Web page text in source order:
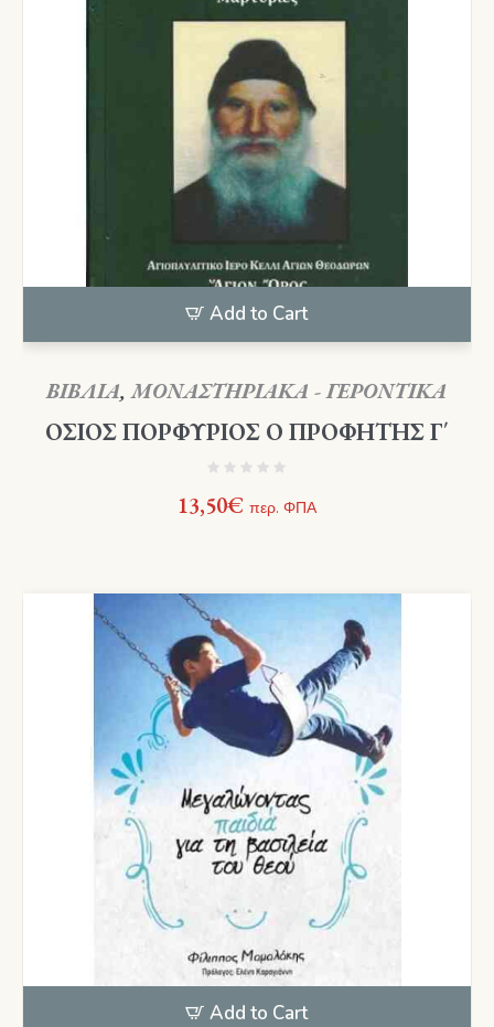
Add to Cart
ΒΙΒΛΙΑ,ΜΟΝΑΣΤΗΡΙΑΚΑ - ΓΕΡΟΝΤΙΚΑ
ΟΣΙΟΣ ΠΟΡΦΥΡΙΟΣ Ο ΠΡΟΦΗΤΗΣ Γ΄
13,50€ περ. ΦΠΑ
Add to Cart